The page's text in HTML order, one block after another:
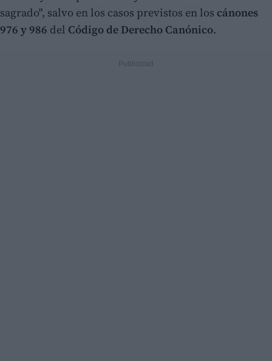
sagrado", salvo en los casos previstos en los cánones
976 y 986 del Código de Derecho Canónico.